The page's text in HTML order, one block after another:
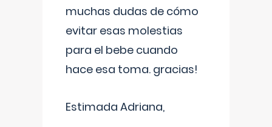
muchas dudas de cómo
evitar esas molestias
para el bebe cuando
hace esa toma. gracias!
Estimada Adriana,